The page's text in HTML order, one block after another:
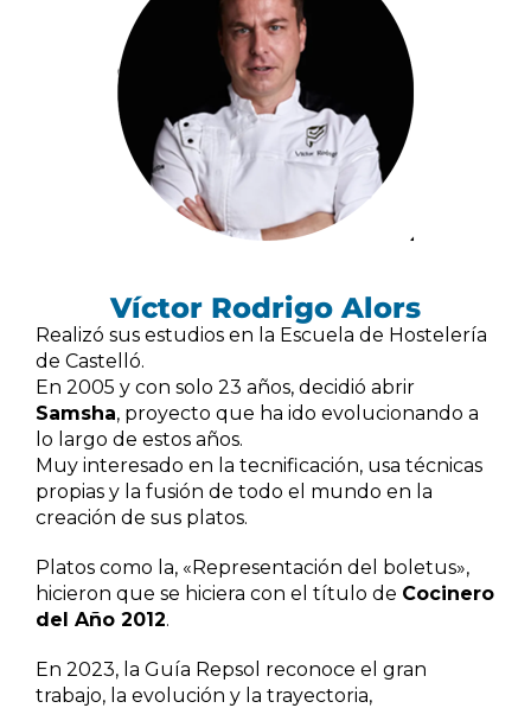
Víctor Rodrigo Alors
Realizó sus estudios en la Escuela de Hostelería
de Castelló.
En 2005 y con solo 23 años, decidió abrir
Samsha, proyecto que ha ido evolucionando a
lo largo de estos años.
Muy interesado en la tecnificación, usa técnicas
propias y la fusión de todo el mundo en la
creación de sus platos.
Platos como la, «Representación del boletus»,
hicieron que se hiciera con el título de Cocinero
del Año 2012.
En 2023, la Guía Repsol reconoce el gran
trabajo, la evolución y la trayectoria,